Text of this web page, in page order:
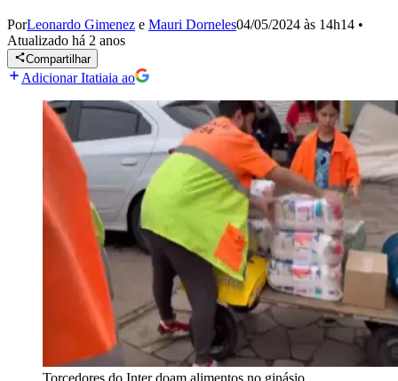
PorLeonardo Gimenez e Mauri Dorneles04/05/2024 às 14h14 •
Atualizado há 2 anos
Compartilhar
Adicionar Itatiaia ao